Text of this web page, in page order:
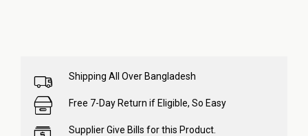
Shipping All Over Bangladesh
Free 7-Day Return if Eligible, So Easy
Supplier Give Bills for this Product.